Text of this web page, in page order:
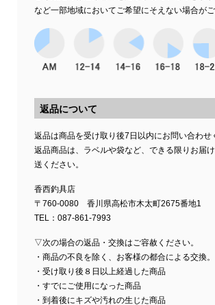
など一部地域においてご希望にそえない場合がご
返品について
返品は商品を受け取り後7日以内にお問い合わせ
返品商品は、ラベルや袋など、できる限りお届
送ください。
香西釣具店
〒760-0080 香川県高松市木太町2675番地1
TEL：087-861-7993
▽次の場合の返品・交換はご容赦ください。
・商品の不良を除く、お客様の都合による交換。
・受け取り後８日以上経過した商品
・すでにご使用になった商品
・到着後にキズや汚れの生じた商品